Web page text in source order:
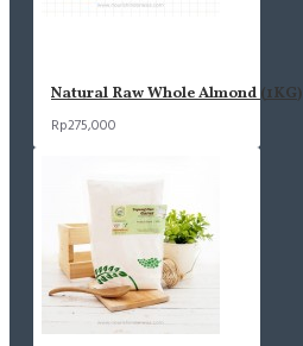
Natural Raw Whole Almond (1KG)
Rp275,000